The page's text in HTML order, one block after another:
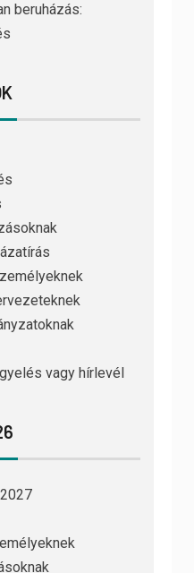
beruházás:
vagy hírlevél